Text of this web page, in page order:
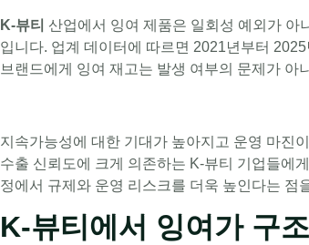
K-뷰티 산업에서 잉여 제품은 일회성 예외가 아
입니다. 업계 데이터에 따르면 2021년부터
브랜드에게 잉여 재고는 발생 여부의 문제가 아
지속가능성에 대한 기대가 높아지고 운영 마진
수출 신뢰도에 크게 의존하는 K-뷰티 기업들에
정에서 규제와 운영 리스크를 더욱 높인다는 점
K-뷰티에서 잉여가 구